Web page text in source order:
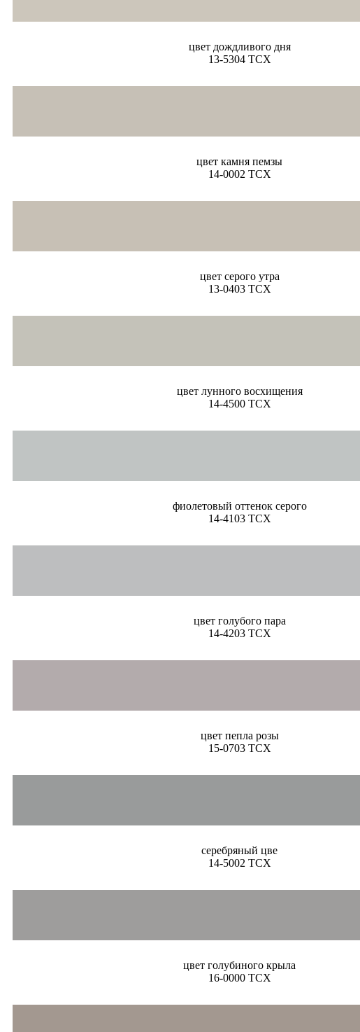
цвет дождливого дня
13-5304 TCX
цвет камня пемзы
14-0002 TCX
цвет серого утра
13-0403 TCX
цвет лунного восхищения
14-4500 TCX
фиолетовый оттенок серого
14-4103 TCX
цвет голубого пара
14-4203 TCX
цвет пепла розы
15-0703 TCX
серебряный цве
14-5002 TCX
цвет голубиного крыла
16-0000 TCX